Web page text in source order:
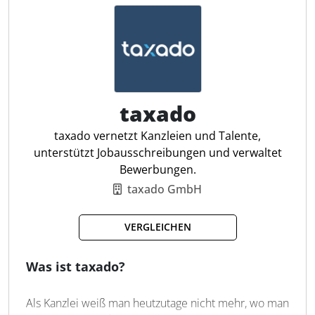
automatisierte Übernahme der Abrechnungsdaten
strukturierte Erfassung von Mitarbeiterdaten, ein
zentrales Reporting sowie eine transparente
Schulungen - alles mobil per App.
Arbeitszeiterfassung
Finanzberichte erstellen
Digitale Dokumentenablage
Bewerbermanagement
Gehaltsabrechnung mit DATEV
Schichtplanung per Drag & Drop
Individuelle HR-Berichte
Reisekosten erfassen
taxado
taxado vernetzt Kanzleien und Talente,
unterstützt Jobausschreibungen und verwaltet
Bewerbungen.
taxado GmbH
VERGLEICHEN
Was ist taxado?
Als Kanzlei weiß man heutzutage nicht mehr, wo man